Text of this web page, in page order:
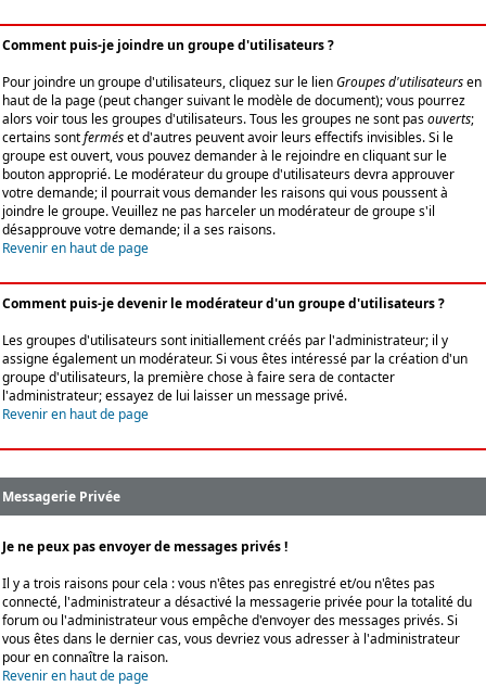
Comment puis-je joindre un groupe d'utilisateurs ?
Pour joindre un groupe d'utilisateurs, cliquez sur le lienGroupes d'utilisateursen
haut de la page (peut changer suivant le modèle de document); vous pourrez
alors voir tous les groupes d'utilisateurs. Tous les groupes ne sont pasouverts;
certains sontferméset d'autres peuvent avoir leurs effectifs invisibles. Si le
groupe est ouvert, vous pouvez demander à le rejoindre en cliquant sur le
bouton approprié. Le modérateur du groupe d'utilisateurs devra approuver
votre demande; il pourrait vous demander les raisons qui vous poussent à
joindre le groupe. Veuillez ne pas harceler un modérateur de groupe s'il
désapprouve votre demande; il a ses raisons.
Revenir en haut de page
Comment puis-je devenir le modérateur d'un groupe d'utilisateurs ?
Les groupes d'utilisateurs sont initiallement créés par l'administrateur; il y
assigne également un modérateur. Si vous êtes intéressé par la création d'un
groupe d'utilisateurs, la première chose à faire sera de contacter
l'administrateur; essayez de lui laisser un message privé.
Revenir en haut de page
Messagerie Privée
Je ne peux pas envoyer de messages privés !
Il y a trois raisons pour cela : vous n'êtes pas enregistré et/ou n'êtes pas
connecté, l'administrateur a désactivé la messagerie privée pour la totalité du
forum ou l'administrateur vous empêche d'envoyer des messages privés. Si
vous êtes dans le dernier cas, vous devriez vous adresser à l'administrateur
pour en connaître la raison.
Revenir en haut de page